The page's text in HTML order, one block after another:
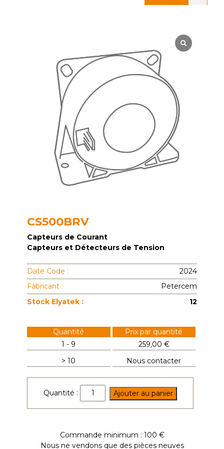
CS500BRV
Capteurs de Courant
Capteurs et Détecteurs de Tension
Date Code :
2024
Fabricant :
Petercem
Stock Elyatek :
12
Quantité
Prix par quantité
1 - 9
259,00 €
> 10
Nous contacter
Quantité :
quantité
de
Ajouter au panier
Commande minimum : 100 €
Nous ne vendons que des pièces neuves